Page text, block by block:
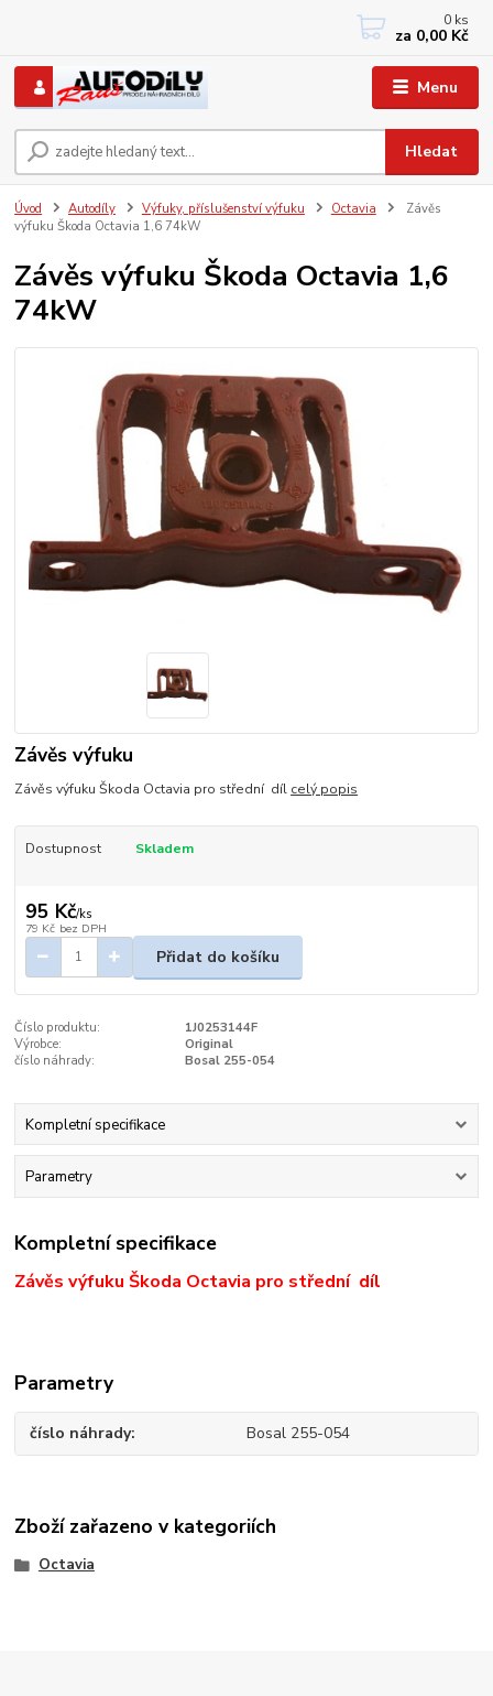
Menu
Hledat
+420 733767377
PO-PÁ: 8 - 12, 13 - 17
0 ks
za 0,00 Kč
Úvod Autodíly Výfuky, příslušenství výfuku Octavia
Závěs
výfuku Škoda Octavia 1,6 74kW
Závěs výfuku Škoda Octavia 1,6
74kW
Závěs výfuku
Závěs výfuku Škoda Octavia pro střední díl celý popis
Dostupnost Skladem
95 Kč/ks
79 Kč bez DPH
Přidat do košíku
Číslo produktu:
1J0253144F
Výrobce:
Original
číslo náhrady:
Bosal 255-054
Kompletní specifikace
Parametry
Kompletní specifikace
Závěs výfuku Škoda Octavia pro střední díl
Parametry
číslo náhrady Bosal 255-054
Zboží zařazeno v kategoriích
Octavia